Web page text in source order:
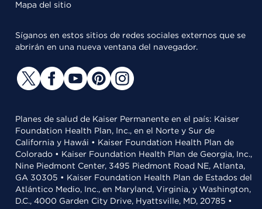
Mapa del sitio
Síganos en estos sitios de redes sociales externos que se
abrirán en una nueva ventana del navegador.
Planes de salud de Kaiser Permanente en el país: Kaiser
Foundation Health Plan, Inc., en el Norte y Sur de
California y Hawái • Kaiser Foundation Health Plan de
Colorado • Kaiser Foundation Health Plan de Georgia, Inc.,
Nine Piedmont Center, 3495 Piedmont Road NE, Atlanta,
GA 30305 • Kaiser Foundation Health Plan de Estados del
Atlántico Medio, Inc., en Maryland, Virginia, y Washington,
D.C., 4000 Garden City Drive, Hyattsville, MD, 20785 •